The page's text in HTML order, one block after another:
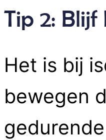
Tip 2: Blijf
Het is bij
bewegen